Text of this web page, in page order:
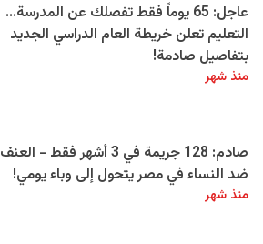
عاجل: 65 يوماً فقط تفصلك عن المدرسة...
التعليم تعلن خريطة العام الدراسي الجديد
بتفاصيل صادمة!
منذ شهر
صادم: 128 جريمة في 3 أشهر فقط - العنف
ضد النساء في مصر يتحول إلى وباء يومي!
منذ شهر